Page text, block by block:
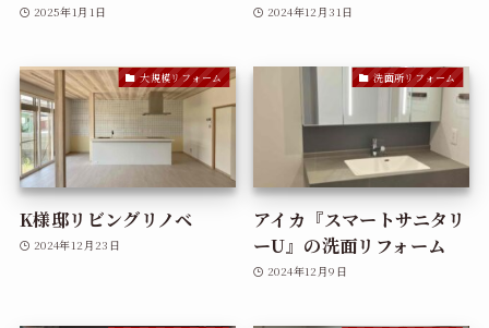
2025年1月1日 2024年12月31日
大規模リフォーム
K様邸リビングリノベ
2024年12月23日
洗面所リフォーム
アイカ『スマートサニタリ
ーU』の洗面リフォーム
2024年12月9日